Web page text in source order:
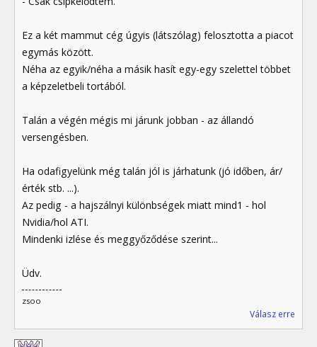
Ez a két mammut cég úgyis (látszólag) felosztotta a piacot
egymás között.
Néha az egyik/néha a másik hasít egy-egy szelettel többet
a képzeletbeli tortából.
Talán a végén mégis mi járunk jobban - az állandó
versengésben.
Ha odafigyelünk még talán jól is járhatunk (jó időben, ár/
érték stb. ...).
Az pedig - a hajszálnyi különbségek miatt mind1 - hol
Nvidia/hol ATI.
Mindenki izlése és meggyőződése szerint...
Üdv.
zsoo
Válasz erre